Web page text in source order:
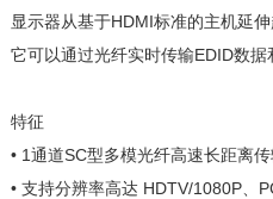
显示器从基于HDMI标准的主机延
它可以通过光纤实时传输EDID数据
特征
• 1通道SC型多模光纤高速长距离
• 支持分辨率高达 HDTV/1080P、